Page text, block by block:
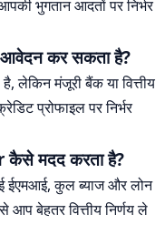
भुगतान आदतों पर निर्भर
आवेदन कर सकता है?
लेकिन मंजूरी बैंक या वित्तीय
प्रोफाइल पर निर्भर
मदद करता है?
ईएमआई, कुल ब्याज और लोन
बेहतर वित्तीय निर्णय ले